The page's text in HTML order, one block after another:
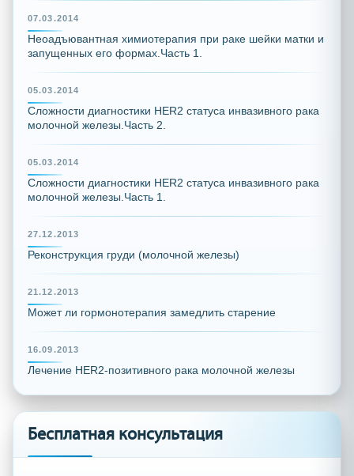
07.03.2014
Неоадъювантная химиотерапия при раке шейки матки и
запущенных его формах.Часть 1.
05.03.2014
Сложности диагностики HER2 статуса инвазивного рака
молочной железы.Часть 2.
05.03.2014
Сложности диагностики HER2 статуса инвазивного рака
молочной железы.Часть 1.
27.12.2013
Реконструкция груди (молочной железы)
21.12.2013
Может ли гормонотерапия замедлить старение
16.09.2013
Лечение HER2-позитивного рака молочной железы
Бесплатная консультация